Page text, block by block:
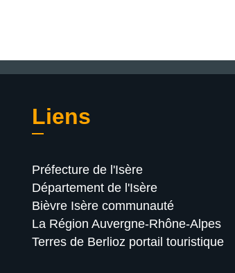
Liens
Préfecture de l'Isère
Département de l'Isère
Bièvre Isère communauté
La Région Auvergne-Rhône-Alpes
Terres de Berlioz portail touristique